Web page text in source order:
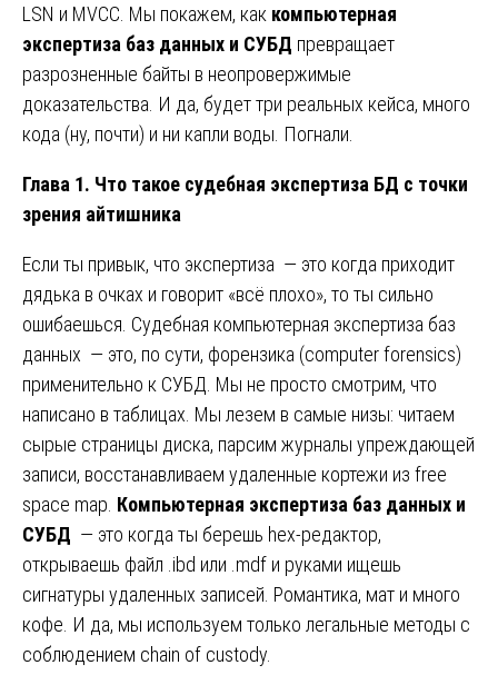
LSN и MVCC. Мы покажем, как компьютерная
экспертиза баз данных и СУБД превращает
разрозненные байты в неопровержимые
доказательства. И да, будет три реальных кейса, много
кода (ну, почти) и ни капли воды. Погнали.
Глава 1. Что такое судебная экспертиза БД с точки
зрения айтишника
Если ты привык, что экспертиза — это когда приходит
дядька в очках и говорит «всё плохо», то ты сильно
ошибаешься. Судебная компьютерная экспертиза баз
данных — это, по сути, форензика (computer forensics)
применительно к СУБД. Мы не просто смотрим, что
написано в таблицах. Мы лезем в самые низы: читаем
сырые страницы диска, парсим журналы упреждающей
записи, восстанавливаем удаленные кортежи из free
space map. Компьютерная экспертиза баз данных и
СУБД — это когда ты берешь hex-редактор,
открываешь файл .ibd или .mdf и руками ищешь
сигнатуры удаленных записей. Романтика, мат и много
кофе. И да, мы используем только легальные методы с
соблюдением chain of custody.